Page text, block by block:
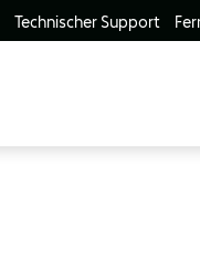
Technischer Support